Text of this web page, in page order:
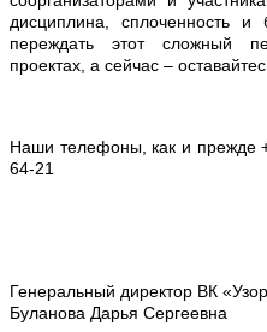
дисциплина, сплоченность
переждать этот сложный
проектах, а сейчас –
Наши телефоны, как и прежде
64-21
Генеральный директор ВК
Буланова Дарья Сергеевна